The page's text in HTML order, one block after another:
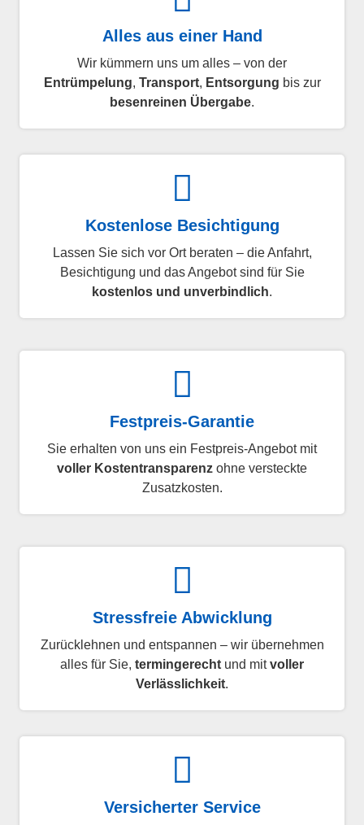
Alles aus einer Hand
Wir kümmern uns um alles – von der
Entrümpelung, Transport, Entsorgung bis zur
besenreinen Übergabe.
Kostenlose Besichtigung
Lassen Sie sich vor Ort beraten – die Anfahrt,
Besichtigung und das Angebot sind für Sie
kostenlos und unverbindlich.
Festpreis-Garantie
Sie erhalten von uns ein Festpreis-Angebot mit
voller Kostentransparenz ohne versteckte
Zusatzkosten.
Stressfreie Abwicklung
Zurücklehnen und entspannen – wir übernehmen
alles für Sie, termingerecht und mitvoller
Verlässlichkeit.
Versicherter Service